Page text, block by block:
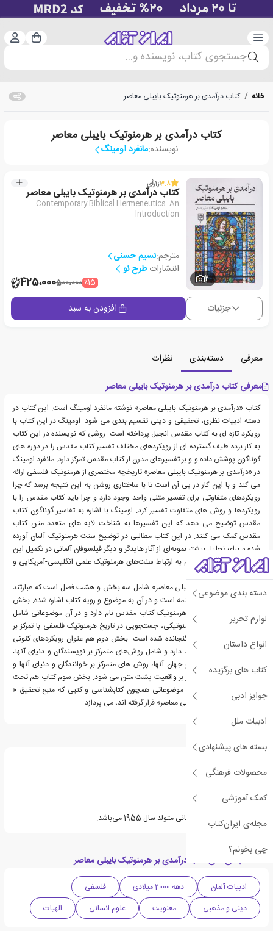
دسته‌بندی سبد
جستجوی کتاب، نویسنده و...
دسته بندی موضوعی
لوازم تحریر
انواع داستان
کتاب های برگزیده
جوایز ادبی
ادبیات ملل
بسته های پیشنهادی
محصولات فرهنگی
کمک آموزشی
مجله‌ی ایران‌کتاب
چی بخونم؟
خانه / کتاب درآمدی بر هرمنوتیک بایبلی معاصر
کتاب درآمدی بر هرمنوتیک بایبلی معاصر
نویسنده:مانفرد اومینگ
2
3.8از1رأی
کتاب درآمدی بر هرمنوتیک بایبلی معاصر
Contemporary Biblical Hermeneutics: An
Introduction
مترجم:نسیم حسنی
انتشارات:طرح نو
٪15500،000425،000
جزئیات افزودن به سبد
معرفی دسته‌بندی
نظرات
معرفی کتاب درآمدی بر هرمنوتیک بایبلی معاصر
کتاب «درآمدی بر هرمنوتیک بایبلی معاصر» نوشته مانفرد اومینگ است. این کتاب در
دسته ادبیات نظری، تحقیقی و دینی تقسیم بندی می شود. اومینگ در این کتاب با
رویکرد تازه ای به کتاب مقدس انجیل پرداخته است. روشی که نویسنده در این کتاب
به کار برده طیف گسترده ای از رویکردهای مختلف تفسیر کتاب مقدس را در دوره های
گوناگون پوشش داده و و بر تفسیرهای مدرن از کتاب مقدس تمرکز دارد. مانفرد اومینگ
در «درآمدی بر هرمنوتیک بایبلی معاصر» تاریخچه مختصری از هرمنوتیک فلسفی ارائه
می کند و با این کار در پی آن است تا با ساختاری روشن به این نتیجه برسد که چرا
رویکردهای متفاوتی برای تفسیر متنی واحد وجود دارد و چرا باید کتاب مقدس را با
رویکردها و روش های متفاوت تفسیر کرد. اومینگ با اشاره به تفاسیر گوناگون کتاب
مقدس توضیح می دهد که این تفسیرها به شناخت لایه های متعدد متن کتاب
مقدس کمک می کنند. در این کتاب مطالبی در توضیح سنت هرمنوتیک آلمان آورده
شده و برای تحلیل بیشتر نمونه‌ای از آثار هایدگر و دیگر فیلسوفان آلمانی در تکمیل این
بخش آمده و در ادامه هم به ارتباط سنت‌های هرمنوتیک علمی انگلیسی-آمریکایی و
آلمانی پرداخته شده است.
«درآمدی بر هرمنوتیک بایبلی معاصر» شامل سه بخش و هشت فصل است که عبارتند
از: پیشگفتار که شامل مقدمه است و در آن به موضوع و رویه کتاب اشاره شده. بخش
اول کتاب مبانی فلسفی هرمنوتیک کتاب مقدس نام دارد و در آن موضوعاتی شامل
پدیدارشناسی، نظریه هرمنوتیکی، جستجویی در تاریخ هرمنوتیک فلسفی با تمرکز بر
هرمنوتیک کتاب مقدس گنجانده شده است. بخش دوم هم عنوان رویکردهای کنونی
به کتاب مقدس را بر خود دارد و شامل روش‌های متمرکز بر نویسندگان و دنیای آنها،
روشهای متمرکز بر متون و جهان آنها، روش های متمرکز بر خوانندگان و دنیای آنها و
همچنین روش‌های متمرکز بر واقعیت پشت متن می شود. بخش سوم کتاب هم تحت
عنوان چکیده است که به موضوعاتی همچون کتابشناسی و کتبی که منبع تحقیق «
درآمدی بر هرمنوتیک بایبلی معاصر» قرار گرفته اند، می پردازد.
درباره مانفرد اومینگ
مانفرد اومینگ الهیدان آلمانی متولد سال 1955 می‌باشد.
دسته بندی های کتاب درآمدی بر هرمنوتیک بایبلی معاصر
ادبیات آلمان دهه 2000 میلادی
فلسفی
دینی و مذهبی
معنویت علوم انسانی الهیات